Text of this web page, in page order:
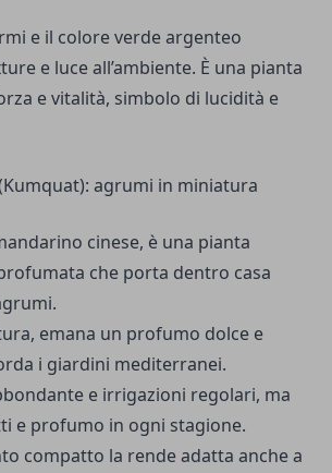
e il colore verde argenteo
e luce all’ambiente. È una pianta
e vitalità, simbolo di lucidità e
agrumi in miniatura
cinese, è una pianta
che porta dentro casa
emana un profumo dolce e
i giardini mediterranei.
e irrigazioni regolari, ma
e profumo in ogni stagione.
compatto la rende adatta anche a